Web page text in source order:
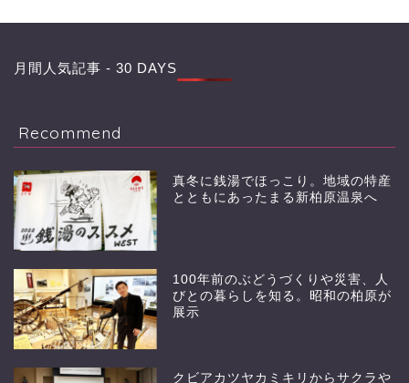
月間人気記事 - 30 DAYS
Recommend
真冬に銭湯でほっこり。地域の特産
とともにあったまる新柏原温泉へ
100年前のぶどうづくりや災害、人
びとの暮らしを知る。昭和の柏原が
展示
クビアカツヤカミキリからサクラや